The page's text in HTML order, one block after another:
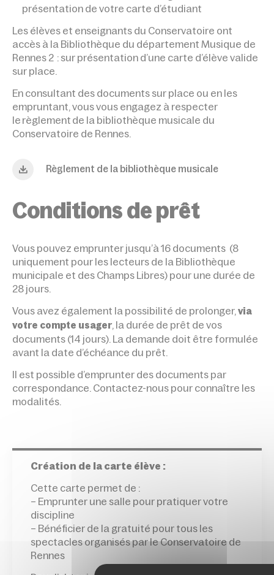
présentation de votre carte d’étudiant
Les élèves et enseignants du Conservatoire ont
accès à la Bibliothèque du département Musique de
Rennes 2 : sur présentation d’une carte d’élève valide
sur place.
En consultant des documents sur place ou en les
empruntant, vous vous engagez à respecter
le règlement de la bibliothèque musicale du
Conservatoire de Rennes.
Règlement de la bibliothèque musicale
Conditions de prêt
Vous pouvez emprunter jusqu’à 16 documents (8
uniquement pour les lecteurs de la Bibliothèque
municipale et des Champs Libres) pour une durée de
28 jours.
Vous avez également la possibilité de prolonger, via
votre compte usager , la durée de prêt de vos
documents (14 jours). La demande doit être formulée
avant la date d’échéance du prêt.
Il est possible d’emprunter des documents par
correspondance. Contactez-nous pour connaître les
modalités.
Création de la carte élève :
Cette carte permet de :
– Emprunter une salle pour pratiquer votre
discipline
– Bénéficier de la gratuité pour tous les
spectacles organisés par le Conservatoire de
Rennes